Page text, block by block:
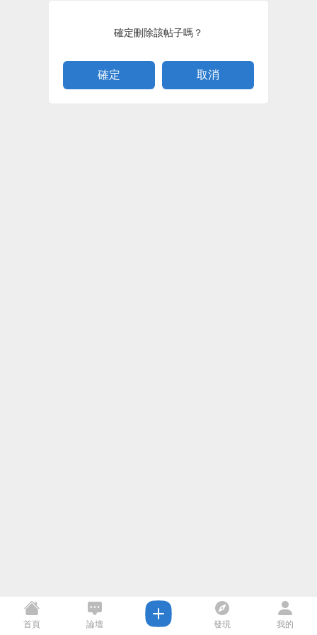
確定刪除該帖子嗎？
取消
首頁 論壇 發現 我的